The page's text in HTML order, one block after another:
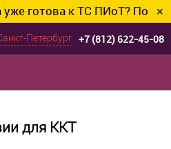
готова к ТС ПИоТ? ✕
Петербург +7 (812) 622-45-08
для ККТ